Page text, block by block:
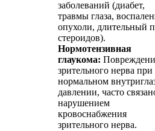
заболеваний (диабет,
травмы глаза,
опухоли, длительный
стероидов).
Нормотензивная
глаукома:
зрительного нерва при
нормальном
давлении, часто
нарушением
кровоснабжения
зрительного нерва.